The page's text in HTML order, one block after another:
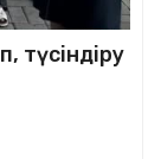
түсіндіру